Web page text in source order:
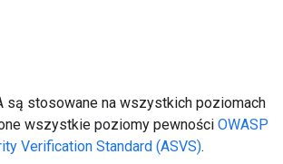
są stosowane na wszystkich poziomach
wszystkie poziomy pewności OWASP
Verification Standard (ASVS).